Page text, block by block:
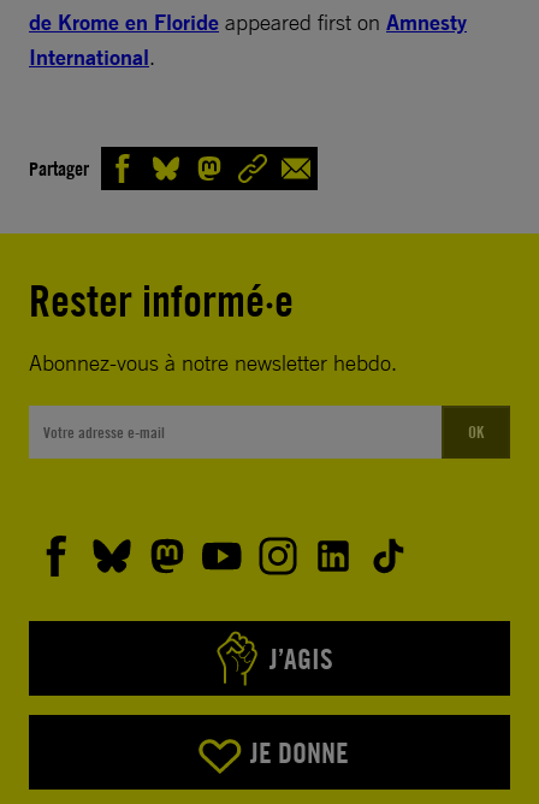
de Krome en Floride appeared first on Amnesty
International.
Partager
Rester informé·e
Abonnez-vous à notre newsletter hebdo.
OK
J’AGIS
JE DONNE